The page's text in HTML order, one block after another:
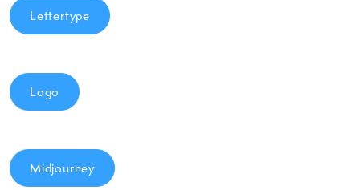
Lettertype
Logo
Midjourney